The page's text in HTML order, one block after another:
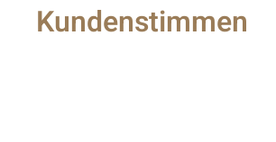
Kundenstimmen